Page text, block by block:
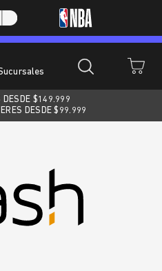
DESDE $149.999
DESDE $99.999